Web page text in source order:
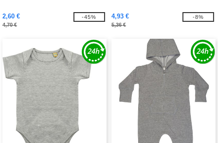
2,60 €
4,70 €
-45% 4,93 €
5,36 €
-8%